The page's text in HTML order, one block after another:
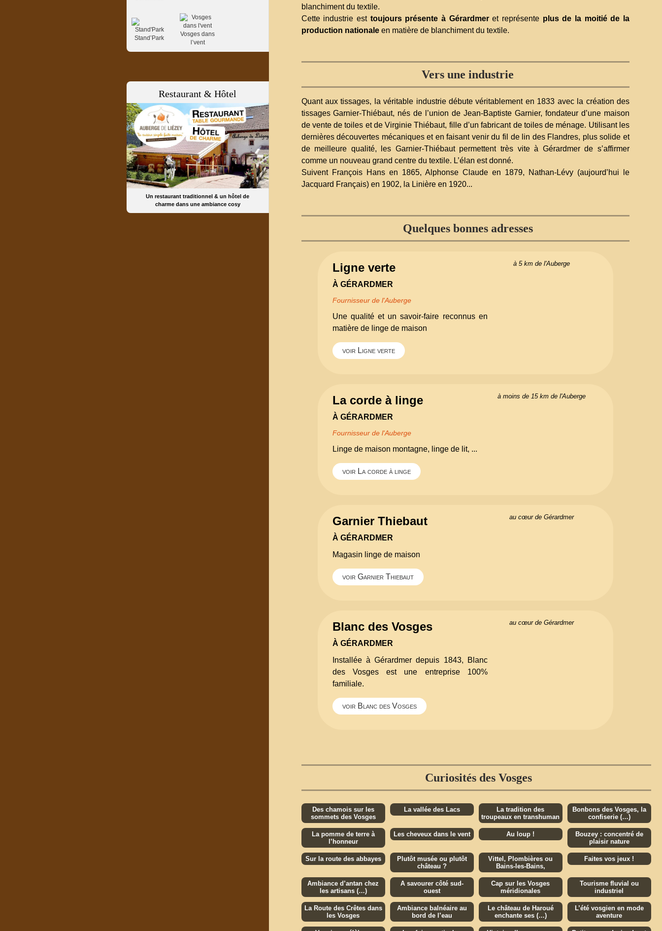
Stand’Park
Vosges dans
l’vent
Restaurant & Hôtel
Un restaurant traditionnel & un hôtel de
charme dans une ambiance cosy
blanchiment du textile.
Cette industrie est toujours présente à Gérardmeret représente plus de la moitié de la
production nationaleen matière de blanchiment du textile.
Vers une industrie
Quant aux tissages, la véritable industrie débute véritablement en 1833 avec la création des
tissages Garnier-Thiébaut, nés de l’union de Jean-Baptiste Garnier, fondateur d’une maison
de vente de toiles et de Virginie Thiébaut, fille d’un fabricant de toiles de ménage. Utilisant les
dernières découvertes mécaniques et en faisant venir du fil de lin des Flandres, plus solide et
de meilleure qualité, les Garnier-Thiébaut permettent très vite à Gérardmer de s’affirmer
comme un nouveau grand centre du textile. L’élan est donné.
Suivent François Hans en 1865, Alphonse Claude en 1879, Nathan-Lévy (aujourd’hui le
Jacquard Français) en 1902, la Linière en 1920...
Quelques bonnes adresses
Ligne verte
À GÉRARDMER
Fournisseur de l'Auberge
Une qualité et un savoir-faire reconnus en
matière de linge de maison
voir Ligne verte
à 5 km de l'Auberge
La corde à linge
À GÉRARDMER
Fournisseur de l'Auberge
Linge de maison montagne, linge de lit, ...
voir La corde à linge
à moins de 15 km de l'Auberge
Garnier Thiebaut
À GÉRARDMER
Magasin linge de maison
voir Garnier Thiebaut
au cœur de Gérardmer
Blanc des Vosges
À GÉRARDMER
Installée à Gérardmer depuis 1843, Blanc
des Vosges est une entreprise 100%
familiale.
voir Blanc des Vosges
au cœur de Gérardmer
Curiosités des Vosges
Des chamois sur les
sommets des Vosges
La vallée des Lacs
La tradition des
troupeaux en transhuman
Bonbons des Vosges, la
confiserie (…)
La pomme de terre à
l’honneur
Les cheveux dans le vent Au loup !
Bouzey : concentré de
plaisir nature
Sur la route des abbayes
Plutôt musée ou plutôt
château ?
Vittel, Plombières ou
Bains-les-Bains,
Faites vos jeux !
Ambiance d’antan chez
les artisans (…)
A savourer côté sud-
ouest
Cap sur les Vosges
méridionales
Tourisme fluvial ou
industriel
La Route des Crêtes dans
les Vosges
Ambiance balnéaire au
bord de l’eau
Le château de Haroué
enchante ses (…)
L’été vosgien en mode
aventure